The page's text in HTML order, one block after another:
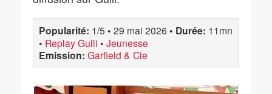
Popularité: 1/5 • 29 mai 2026 • Durée: 11mn
• Replay Gulli • Jeunesse
Emission: Garfield & Cie